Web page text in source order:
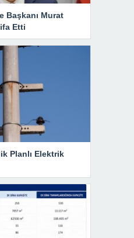
Başkanı Murat
Etti
Planlı Elektrik